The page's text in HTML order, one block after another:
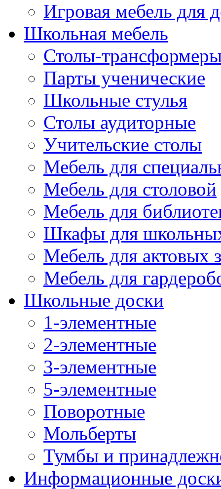
Игровая мебель для
Школьная мебель
Столы-
Парты ученические
Школьные стулья
Столы аудиторные
Учительские столы
Мебель для
Мебель для столовой
Мебель для
Шкафы для
Мебель для актовых
Мебель для
Школьные доски
1-элементные
2-элементные
3-элементные
5-элементные
Поворотные
Мольберты
Тумбы и
Информационные